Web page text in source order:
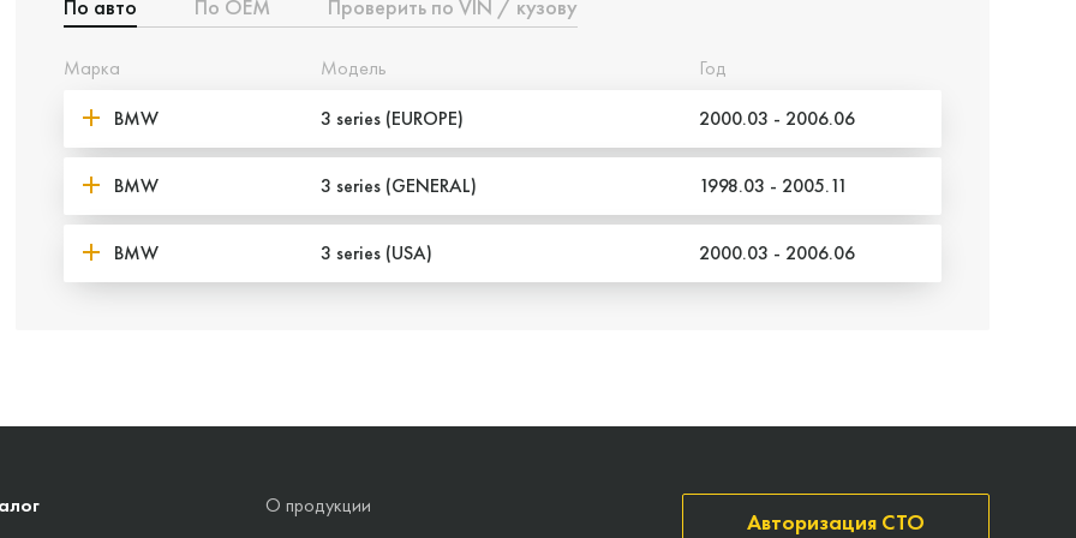
По авто По ОЕМ Проверить по VIN / кузову
Марка Модель
Год
BMW
3 series (EUROPE) 2000.03 - 2006.06
BMW 3 series (GENERAL) 1998.03 - 2005.11
BMW 3 series (USA) 2000.03 - 2006.06
О продукции
Авторизация СТО